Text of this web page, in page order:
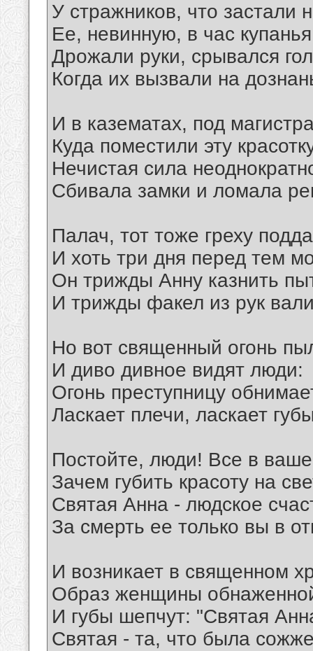
У стражников, что застали
Ее, невинную, в час
Дрожали руки, срывался
Когда их вызвали на
И в казематах, под
Куда поместили эту
Нечистая сила
Сбивала замки и ломала
Палач, тот тоже греху
И хоть три дня перед тем
Он трижды Анну казнить
И трижды факел из рук
Но вот священный огонь
И диво дивное видят люди:
Огонь преступницу
Ласкает плечи, ласкает
Постойте, люди! Все в
Зачем губить красоту на
Святая Анна - людское
За смерть ее только вы в
И возникает в священном
Образ женщины
И губы шепчут: "Святая
Святая - та, что была